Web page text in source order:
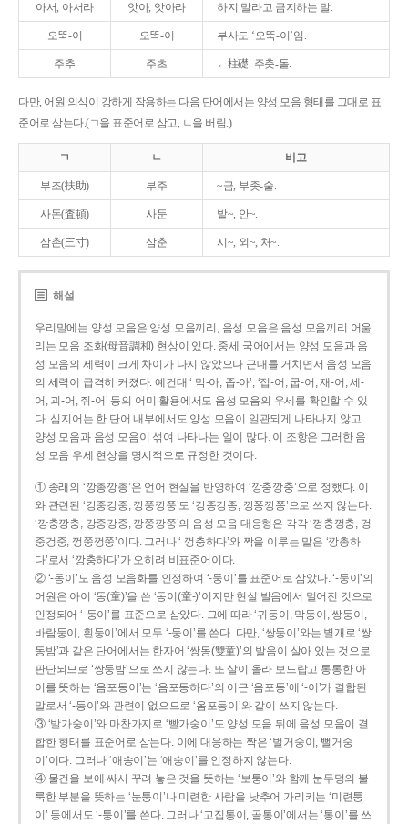
아서, 아서라 앗아, 앗아라 하지 말라고 금지하는 말.
오뚝-이 오똑-이 부사도 ‘오뚝-이’임.
주추 주초 ←柱礎. 주춧-돌.
다만, 어원 의식이 강하게 작용하는 다음 단어에서는 양성 모음 형태를 그대로 표
준어로 삼는다.(ㄱ을 표준어로 삼고, ㄴ을 버림.)
ㄱ ㄴ 비고
부조(扶助) 부주 ~금, 부좃-술.
사돈(査頓) 사둔 밭~, 안~.
삼촌(三寸) 삼춘 시~, 외~, 처~.
해설
우리말에는 양성 모음은 양성 모음끼리, 음성 모음은 음성 모음끼리 어울
리는 모음 조화(母音調和) 현상이 있다. 중세 국어에서는 양성 모음과 음
성 모음의 세력이 크게 차이가 나지 않았으나 근대를 거치면서 음성 모음
의 세력이 급격히 커졌다. 예컨대 ‘ 막-아, 좁-아’, ‘접-어, 굽-어, 재-어, 세-
어, 괴-어, 쥐-어’ 등의 어미 활용에서도 음성 모음의 우세를 확인할 수 있
다. 심지어는 한 단어 내부에서도 양성 모음이 일관되게 나타나지 않고
양성 모음과 음성 모음이 섞여 나타나는 일이 많다. 이 조항은 그러한 음
성 모음 우세 현상을 명시적으로 규정한 것이다.
① 종래의 ‘깡총깡총’은 언어 현실을 반영하여 ‘깡충깡충’으로 정했다. 이
와 관련된 ‘강중강중, 깡쭝깡쭝’도 ‘강종강종, 깡쫑깡쫑’으로 쓰지 않는다.
‘깡충깡충, 강중강중, 깡쭝깡쭝’의 음성 모음 대응형은 각각 ‘껑충껑충, 겅
중겅중, 껑쭝껑쭝’이다. 그러나 ‘ 껑충하다’와 짝을 이루는 말은 ‘깡총하
다’로서 ‘깡충하다’가 오히려 비표준어이다.
② ‘-동이’도 음성 모음화를 인정하여 ‘-둥이’를 표준어로 삼았다. ‘-둥이’의
어원은 아이 ‘동(童)’을 쓴 ‘동이(童-)’이지만 현실 발음에서 멀어진 것으로
인정되어 ‘-둥이’를 표준으로 삼았다. 그에 따라 ‘귀둥이, 막둥이, 쌍둥이,
바람둥이, 흰둥이’에서 모두 ‘-둥이’를 쓴다. 다만, ‘쌍둥이’와는 별개로 ‘쌍
동밤’과 같은 단어에서는 한자어 ‘쌍동(雙童)’의 발음이 살아 있는 것으로
판단되므로 ‘쌍둥밤’으로 쓰지 않는다. 또 살이 올라 보드랍고 통통한 아
이를 뜻하는 ‘옴포동이’는 ‘옴포동하다’의 어근 ‘옴포동’에 ‘-이’가 결합된
말로서 ‘-둥이’와 관련이 없으므로 ‘옴포둥이’와 같이 쓰지 않는다.
③ ‘발가숭이’와 마찬가지로 ‘빨가숭이’도 양성 모음 뒤에 음성 모음이 결
합한 형태를 표준어로 삼는다. 이에 대응하는 짝은 ‘벌거숭이, 뻘거숭
이’이다. 그러나 ‘애송이’는 ‘애숭이’를 인정하지 않는다.
④ 물건을 보에 싸서 꾸려 놓은 것을 뜻하는 ‘보퉁이’와 함께 눈두덩의 불
룩한 부분을 뜻하는 ‘눈퉁이’나 미련한 사람을 낮추어 가리키는 ‘미련퉁
이’ 등에서도 ‘-퉁이’를 쓴다. 그러나 ‘고집통이, 골통이’에서는 ‘통이’를 쓰